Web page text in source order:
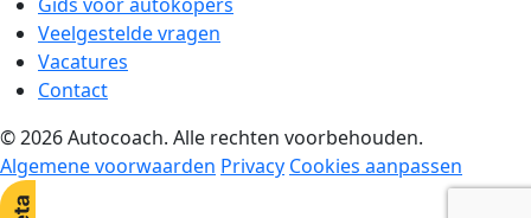
Gids voor autokopers
Veelgestelde vragen
Vacatures
Contact
© 2026 Autocoach. Alle rechten voorbehouden.
Algemene voorwaarden Privacy Cookies aanpassen